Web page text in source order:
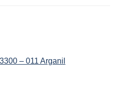
– 011 Arganil